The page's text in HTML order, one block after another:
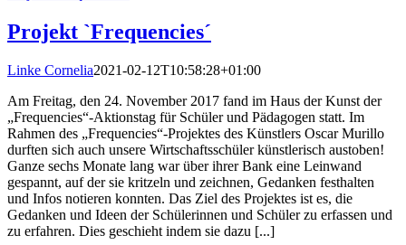
Projekt `Frequencies´
Linke Cornelia2021-02-12T10:58:28+01:00
Am Freitag, den 24. November 2017 fand im Haus der Kunst der
„Frequencies“-Aktionstag für Schüler und Pädagogen statt. Im
Rahmen des „Frequencies“-Projektes des Künstlers Oscar Murillo
durften sich auch unsere Wirtschaftsschüler künstlerisch austoben!
Ganze sechs Monate lang war über ihrer Bank eine Leinwand
gespannt, auf der sie kritzeln und zeichnen, Gedanken festhalten
und Infos notieren konnten. Das Ziel des Projektes ist es, die
Gedanken und Ideen der Schülerinnen und Schüler zu erfassen und
zu erfahren. Dies geschieht indem sie dazu [...]